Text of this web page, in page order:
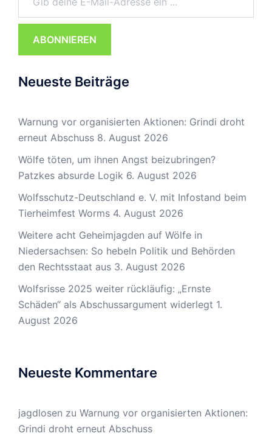
ABONNIEREN
Neueste Beiträge
Warnung vor organisierten Aktionen: Grindi droht
erneut Abschuss 8. August 2026
Wölfe töten, um ihnen Angst beizubringen?
Patzkes absurde Logik 6. August 2026
Wolfsschutz-Deutschland e. V. mit Infostand beim
Tierheimfest Worms 4. August 2026
Weitere acht Geheimjagden auf Wölfe in
Niedersachsen: So hebeln Politik und Behörden
den Rechtsstaat aus 3. August 2026
Wolfsrisse 2025 weiter rückläufig: „Ernste
Schäden“ als Abschussargument widerlegt 1.
August 2026
Neueste Kommentare
jagdlosen zu Warnung vor organisierten Aktionen:
Grindi droht erneut Abschuss